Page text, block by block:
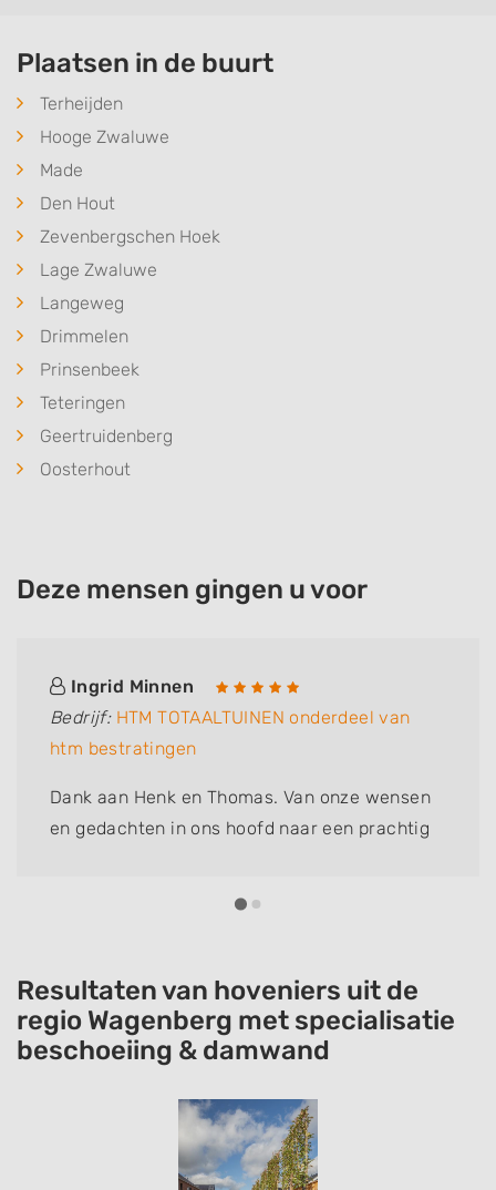
Plaatsen in de buurt
Terheijden
Hooge Zwaluwe
Made
Den Hout
Zevenbergschen Hoek
Lage Zwaluwe
Langeweg
Drimmelen
Prinsenbeek
Teteringen
Geertruidenberg
Oosterhout
Deze mensen gingen u voor
Ingrid Minnen
Bedrijf: HTM TOTAALTUINEN onderdeel van
htm bestratingen
Dank aan Henk en Thomas. Van onze wensen
en gedachten in ons hoofd naar een prachtig
probleem. Door het slechte, natte weer en nog
wat meer tegenslagen heeft de aanleg langer
geduurd dan gepland, maar dat kan gebeuren.
mannen zijn eerlijke harde werkers. Henk en
Thomas, Dank jullie wel voor onze droomtuin.
Sylvia en Ingrid.
Resultaten van hoveniers uit de
regio Wagenberg met specialisatie
beschoeiing & damwand